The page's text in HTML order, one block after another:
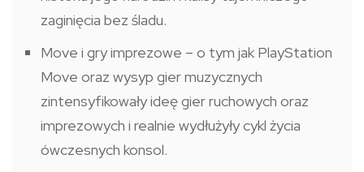
zaginięcia bez śladu.
Move i gry imprezowe – o tym jak PlayStation
Move oraz wysyp gier muzycznych
zintensyfikowały ideę gier ruchowych oraz
imprezowych i realnie wydłużyły cykl życia
ówczesnych konsol.